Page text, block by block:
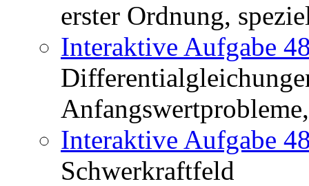
erster Ordnung,
Interaktive Aufgabe
Interaktive Aufgabe
Schwerkraftfeld